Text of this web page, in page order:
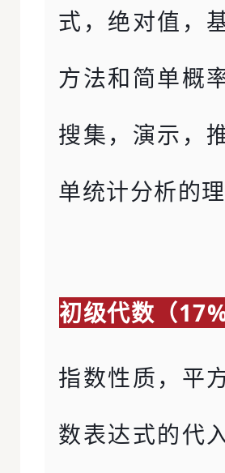
式，绝对值，
方法和简单概
搜集，演示，
单统计分析的理
初级代数（17%
指数性质，平
数表达式的代